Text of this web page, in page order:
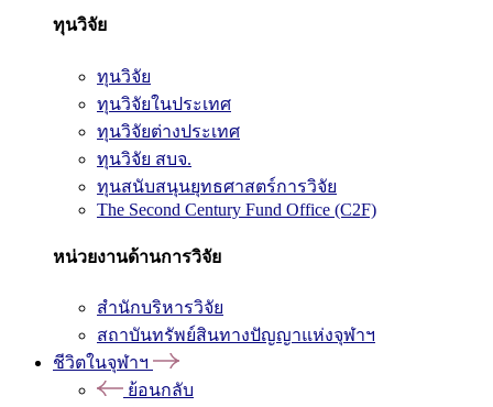
ทุนวิจัย
ทุนวิจัย
ทุนวิจัยในประเทศ
ทุนวิจัยต่างประเทศ
ทุนวิจัย สบจ.
ทุนสนับสนุนยุทธศาสตร์การวิจัย
The Second Century Fund Office (C2F)
หน่วยงานด้านการวิจัย
สำนักบริหารวิจัย
สถาบันทรัพย์สินทางปัญญาแห่งจุฬาฯ
ชีวิตในจุฬาฯ
ย้อนกลับ